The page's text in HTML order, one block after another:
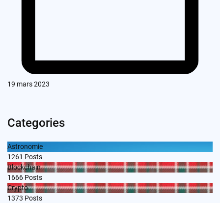
19 mars 2023
Categories
Astronomie
1261 Posts
Blockchain
1666 Posts
Crypto
1373 Posts